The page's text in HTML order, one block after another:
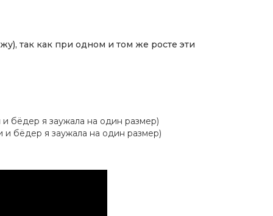
так как при одном и том же росте эти
бёдер я заужала на один размер)
и бёдер я заужала на один размер)